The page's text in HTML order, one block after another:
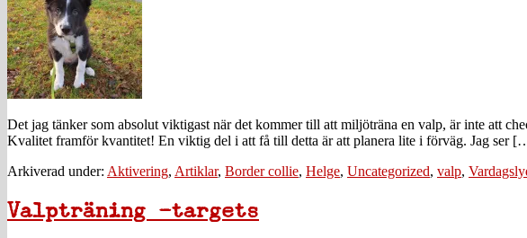
Det jag tänker som absolut viktigast när det kommer till att miljöträna en valp, är inte att
Kvalitet framför kvantitet! En viktig del i att få till detta är att planera lite i förväg. Jag ser
Arkiverad under: Aktivering, Artiklar, Border collie, Helge, Uncategorized, valp,
Valpträning -targets